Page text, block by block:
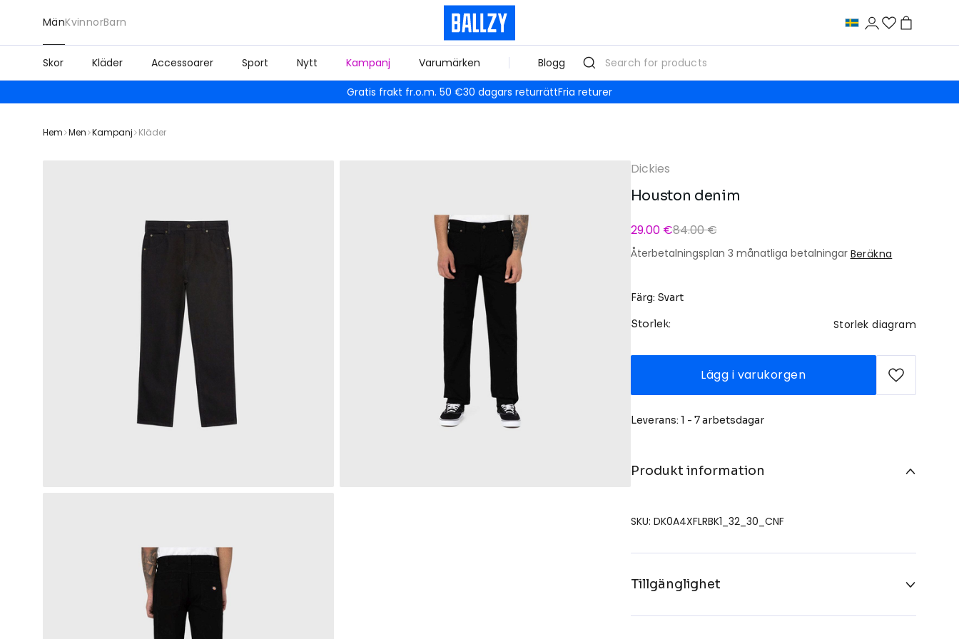
MänKvinnorBarn
Skor Kläder Accessoarer Sport Nytt Kampanj Varumärken Blogg
Gratis frakt fr.o.m. 50 €30 dagars returrättFria returer
Hem Men Kampanj Kläder
Dickies
Houston denim
29.00 €84.00 €
Återbetalningsplan 3 månatliga betalningar Beräkna
Färg: Svart
Storlek: Storlek diagram
Lägg i varukorgen
Leverans: 1 - 7 arbetsdagar
Produkt information
SKU: DK0A4XFLRBK1_32_30_CNF
Tillgänglighet